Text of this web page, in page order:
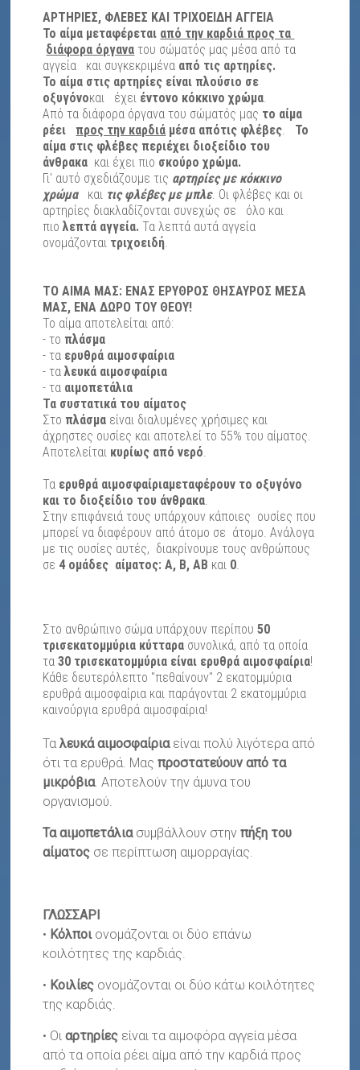
ΑΡΤΗΡΙΕΣ, ΦΛΕΒΕΣ ΚΑΙ ΤΡΙΧΟΕΙΔΗ ΑΓΓΕΙΑ
Το αίμα μεταφέρεται από την καρδιά προς τα
διάφορα όργανα του σώματός μας μέσα από τα
αγγεία και συγκεκριμένα από τις αρτηρίες.
Το αίμα στις αρτηρίες είναι πλούσιο σε
οξυγόνοκαι έχει έντονο κόκκινο χρώμα
Από τα διάφορα όργανα του σώματός μας το αίμα
ρέει
προς την καρδιά μέσα απότις φλέβες
Το
αίμα στις φλέβες περιέχει διοξείδιο του
άνθρακα και έχει πιο σκούρο χρώμα.
Γι' αυτό σχεδιάζουμε τις αρτηρίες με κόκκινο
χρώμακαι τις φλέβες με μπλε. Οι φλέβες και οι
αρτηρίες διακλαδίζονται συνεχώς σε όλο και
πιολεπτά αγγεία. Τα λεπτά αυτά αγγεία
ονομάζονται τριχοειδή
ΤΟ ΑΙΜΑ ΜΑΣ: ΕΝΑΣ ΕΡΥΘΡΟΣ ΘΗΣΑΥΡΟΣ ΜΕΣΑ
ΜΑΣ, ΕΝΑ ΔΩΡΟ ΤΟΥ ΘΕΟΥ!
Το αίμα αποτελείται από:
- το πλάσμα
- τα ερυθρά αιμοσφαίρια
- ταλευκά αιμοσφαίρια
- τα αιμοπετάλια
Τα συστατικά του αίματος
Στο πλάσμα είναι διαλυμένες χρήσιμες και
άχρηστες ουσίες και αποτελεί το 55% του αίματος.
Αποτελείται κυρίως από νερό
Τα ερυθρά αιμοσφαίριαμεταφέρουν το οξυγόνο
και το διοξείδιο του άνθρακα
Στην επιφάνειά τους υπάρχουν κάποιες ουσίες που
μπορεί να διαφέρουν από άτομο σε άτομο. Ανάλογα
με τις ουσίες αυτές, διακρίνουμε τους ανθρώπους
σε 4 ομάδες αίματος:Α, Β, ΑΒ και 0
Στο ανθρώπινο σώμα υπάρχουν περίπου50
τρισεκατομμύρια κύτταρα συνολικά, από τα οποία
τα30 τρισεκατομμύρια είναι ερυθρά αιμοσφαίρια!
Κάθε δευτερόλεπτο "πεθαίνουν" 2 εκατομμύρια
ερυθρά αιμοσφαίρια και παράγονται 2 εκατομμύρια
καινούργια ερυθρά αιμοσφαίρια!
Ταλευκά αιμοσφαίριαείναι πολύ λιγότερα από
ότι τα ερυθρά. Μαςπροστατεύουν από τα
μικρόβια. Αποτελούν την άμυνα του
οργανισμού.
Τα αιμοπετάλια συμβάλλουν στηνπήξη του
αίματος σε περίπτωση αιμορραγίας.
ΓΛΩΣΣΑΡΙ
• Κόλποι ονομάζονται οι δύο επάνω
κοιλότητες της καρδιάς.
• Κοιλίες ονομάζονται οι δύο κάτω κοιλότητες
της καρδιάς.
• Οιαρτηρίες είναι τα αιμοφόρα αγγεία μέσα
από τα οποία ρέει αίμα από την καρδιά προς